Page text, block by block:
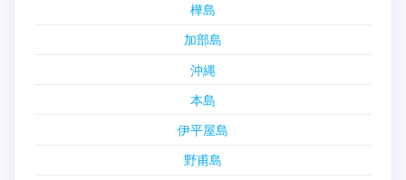
樺島
加部島
沖縄
本島
伊平屋島
野甫島